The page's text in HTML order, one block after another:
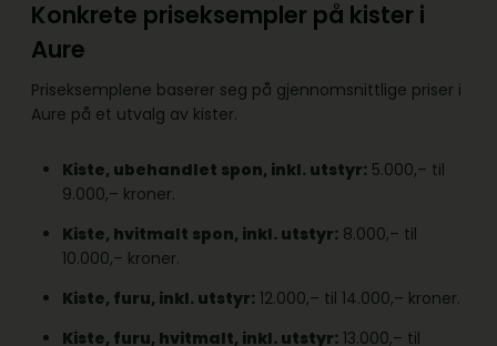
Konkrete priseksempler på kister i
Aure
Priseksemplene baserer seg på gjennomsnittlige priser i
Aure på et utvalg av kister.
Kiste, ubehandlet spon, inkl. utstyr: 5.000,– til
9.000,– kroner.
Kiste, hvitmalt spon, inkl. utstyr: 8.000,– til
10.000,– kroner.
Kiste, furu, inkl. utstyr: 12.000,– til 14.000,– kroner.
Kiste, furu, hvitmalt, inkl. utstyr: 13.000,– til